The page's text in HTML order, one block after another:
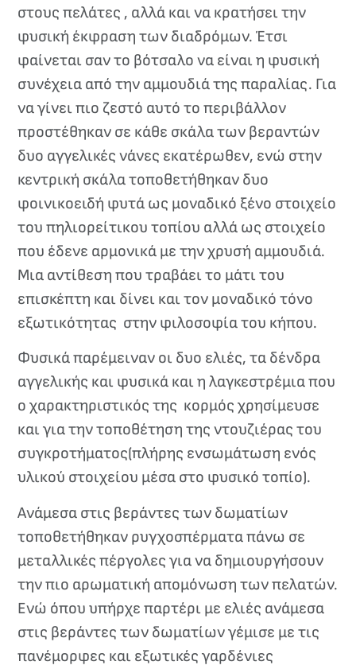
στους πελάτες , αλλά και να κρατήσει την
φυσική έκφραση των διαδρόμων. Έτσι
φαίνεται σαν το βότσαλο να είναι η φυσική
συνέχεια από την αμμουδιά της παραλίας. Για
να γίνει πιο ζεστό αυτό το περιβάλλον
προστέθηκαν σε κάθε σκάλα των βεραντών
δυο αγγελικές νάνες εκατέρωθεν, ενώ στην
κεντρική σκάλα τοποθετήθηκαν δυο
φοινικοειδή φυτά ως μοναδικό ξένο στοιχείο
του πηλιορείτικου τοπίου αλλά ως στοιχείο
που έδενε αρμονικά με την χρυσή αμμουδιά.
Μια αντίθεση που τραβάει το μάτι του
επισκέπτη και δίνει και τον μοναδικό τόνο
εξωτικότητας στην φιλοσοφία του κήπου.
Φυσικά παρέμειναν οι δυο ελιές, τα δένδρα
αγγελικής και φυσικά και η λαγκεστρέμια που
ο χαρακτηριστικός της κορμός χρησίμευσε
και για την τοποθέτηση της ντουζιέρας του
συγκροτήματος(πλήρης ενσωμάτωση ενός
υλικού στοιχείου μέσα στο φυσικό τοπίο).
Ανάμεσα στις βεράντες των δωματίων
τοποθετήθηκαν ρυγχοσπέρματα πάνω σε
μεταλλικές πέργολες για να δημιουργήσουν
την πιο αρωματική απομόνωση των πελατών.
Ενώ όπου υπήρχε παρτέρι με ελιές ανάμεσα
στις βεράντες των δωματίων γέμισε με τις
πανέμορφες και εξωτικές γαρδένιες